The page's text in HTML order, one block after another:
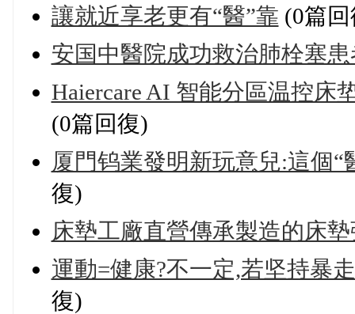
讓就近享老更有“醫”靠 (0篇
安国中醫院成功救治肺栓塞
Haiercare AI 智能分區温控床
(0篇回復)
厦門钨業發明新玩意兒:這個
復)
床墊工廠直營傳承製造的床
運動=健康?不一定,若坚持暴
復)